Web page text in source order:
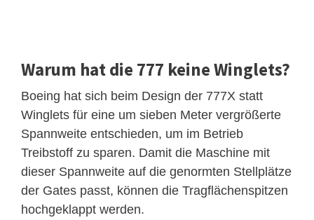
Warum hat die 777 keine Winglets?
Boeing hat sich beim Design der 777X statt
Winglets für eine um sieben Meter vergrößerte
Spannweite entschieden, um im Betrieb
Treibstoff zu sparen. Damit die Maschine mit
dieser Spannweite auf die genormten Stellplätze
der Gates passt, können die Tragflächenspitzen
hochgeklappt werden.